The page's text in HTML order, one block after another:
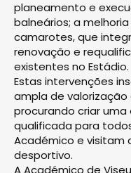
planeamento e
balneários; a
camarotes, que
renovação e
existentes no Estádio.
Estas intervenções
ampla de valorização
procurando criar
qualificada para
Académico e visitam
desportivo.
A Académico de